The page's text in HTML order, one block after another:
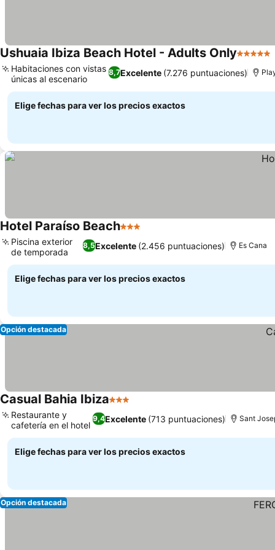
Ushuaia Ibiza Beach Hotel - Adults Only5
8,7Excelente (7.276 puntuaciones)
Habitaciones con vistas
únicas al escenario
Elige fechas para ver los precios exactos
Hotel Paraíso Beach3 Estrellas
8,5Excelente (2.456 puntuaciones)
Piscina exterior
de temporada
Es Cana
Elige fechas para ver los precios exactos
Opción destacada
Casual Bahia Ibiza3 Estrellas
9,4Excelente (713 puntuaciones)
Restaurante y
cafetería en el hotel
Sant
Elige fechas para ver los precios exactos
Opción destacada